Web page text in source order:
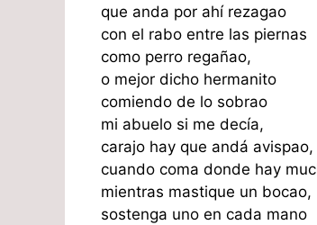
que anda por ahí rezagao
con el rabo entre las piernas
como perro regañao,
o mejor dicho hermanito
comiendo de lo sobrao
mi abuelo si me decía,
carajo hay que andá avispao,
cuando coma donde hay
mientras mastique un bocao,
sostenga uno en cada mano